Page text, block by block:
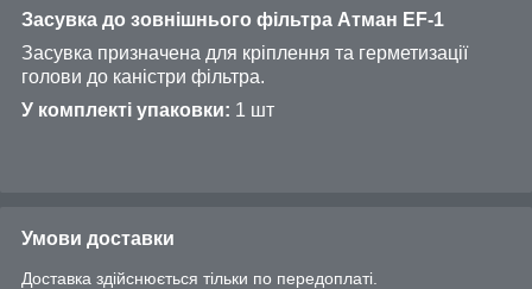
Засувка до зовнішнього фільтра Атман EF-1
Засувка призначена для кріплення та герметизації
голови до каністри фільтра.
У комплекті упаковки: 1 шт
Умови доставки
Доставка здійснюється тільки по передоплаті.